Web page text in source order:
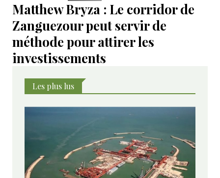
Matthew Bryza : Le corridor de
Zanguezour peut servir de
méthode pour attirer les
investissements
Les plus lus